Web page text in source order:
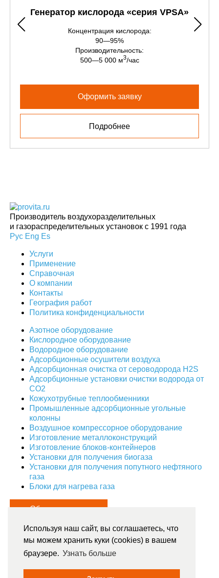
Используя наш сайт, вы соглашаетесь, что
мы можем хранить куки (cookies) в вашем
браузере. Узнать больше
Генератор кислорода «серия VPSA»
Концентрация кислорода:
90—95%
Производительность:
500—5 000 м3/час
Оформить заявку
Подробнее
Производитель воздухоразделительных
и газораспределительных установок с 1991 года
Рус Eng Es
Услуги
Применение
Справочная
О компании
Контакты
География работ
Политика конфиденциальности
Азотное оборудование
Кислородное оборудование
Водородное оборудование
Адсорбционные осушители воздуха
Адсорбционная очистка от сероводорода H2S
Адсорбционные установки очистки водорода от
CO2
Кожухотрубные теплообменники
Промышленные адсорбционные угольные
колонны
Воздушное компрессорное оборудование
Изготовление металлоконструкций
Изготовление блоков-контейнеров
Установки для получения биогаза
Установки для получения попутного нефтяного
газа
Блоки для нагрева газа
Обратная связь
c 8:00 до 18:00, Пн-Пт
provita.russia@gmail.com